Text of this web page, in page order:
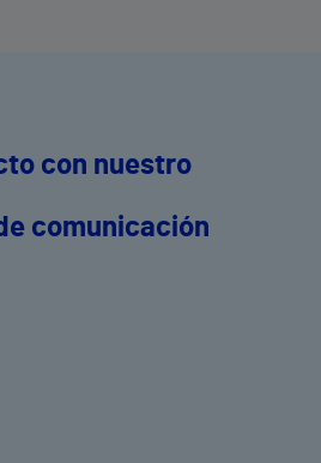
con nuestro
comunicación